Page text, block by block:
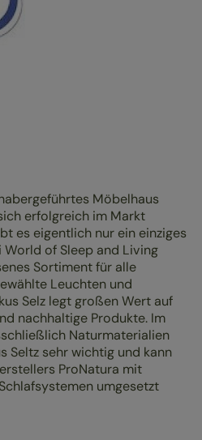
Möbelhaus
erfolgreich im Markt
es eigentlich nur ein einziges
World of Sleep and Living
Sortiment für alle
Leuchten und
Selz legt großen Wert auf
nachhaltige Produkte. Im
Naturmaterialien
Seltz sehr wichtig und kann
ProNatura mit
umgesetzt